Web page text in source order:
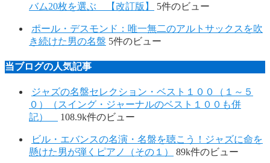
バム20枚を選ぶ 【改訂版】
5件のビュー
ポール・デスモンド：唯一無二のアルトサックスを吹
き続けた男の名盤 5件のビュー
当ブログの人気記事
ジャズの名盤セレクション・ベスト１００（１～５
０）（スイング・ジャーナルのベスト１００も併
記）
108.9k件のビュー
ビル・エバンスの名演・名盤を聴こう！ジャズに命を
懸けた男が弾くピアノ（その１）
89k件のビュー